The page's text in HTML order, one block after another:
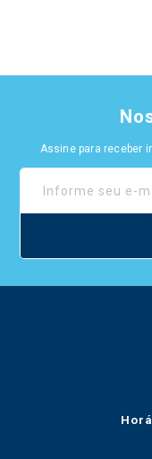
Assine para receber